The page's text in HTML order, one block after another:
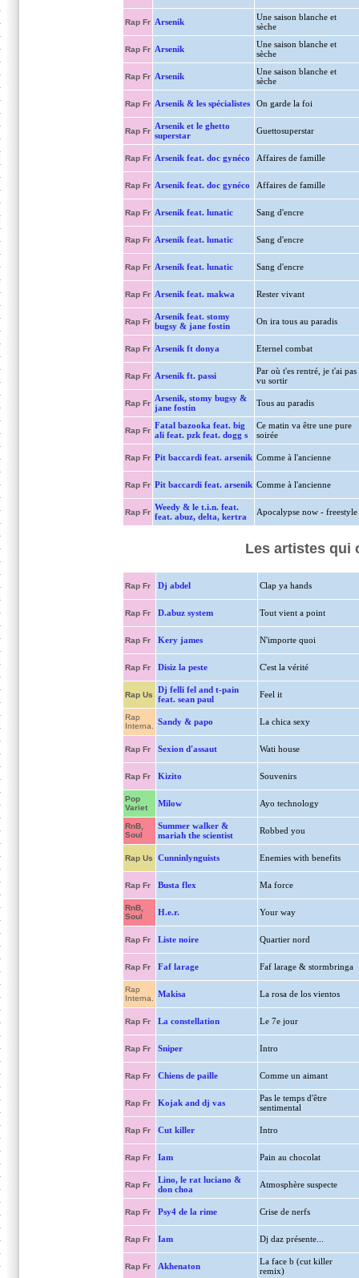
Rap Fr Arsenik
Une saison blanche et
sèche
Rap Fr Arsenik
Une saison blanche et
sèche
Rap Fr Arsenik
Une saison blanche et
sèche
Rap Fr Arsenik & les spécialistes On garde la foi
Rap Fr
Arsenik et le ghetto
superstar
Guettosuperstar
Rap Fr Arsenik feat. doc gynéco Affaires de famille
Rap Fr Arsenik feat. doc gynéco Affaires de famille
Rap Fr Arsenik feat. lunatic Sang d'encre
Rap Fr Arsenik feat. lunatic Sang d'encre
Rap Fr Arsenik feat. lunatic Sang d'encre
Rap Fr Arsenik feat. makwa Rester vivant
Rap Fr
Arsenik feat. stomy
bugsy & jane fostin
On ira tous au paradis
Rap Fr Arsenik ft donya Eternel combat
Rap Fr Arsenik ft. passi
Par où t'es rentré, je t'ai pas
vu sortir
Rap Fr
Arsenik, stomy bugsy &
jane fostin
Tous au paradis
Rap Fr
Fatal bazooka feat. big
ali feat. pzk feat. dogg s
Ce matin va être une pure
soirée
Rap Fr Pit baccardi feat. arsenik Comme à l'ancienne
Rap Fr Pit baccardi feat. arsenik Comme à l'ancienne
Rap Fr
Weedy & le t.i.n. feat.
feat. abuz, delta, kertra
Apocalypse now - freestyle
Les artistes qui
Rap Fr Dj abdel Clap ya hands
Rap Fr D.abuz system Tout vient a point
Rap Fr Kery james N'importe quoi
Rap Fr Disiz la peste C'est la vérité
Rap Us
Dj felli fel and t-pain
feat. sean paul
Feel it
Rap
Interna.
Sandy & papo La chica sexy
Rap Fr Sexion d'assaut Wati house
Rap Fr Kizito Souvenirs
Pop
Variet
Milow Ayo technology
RnB,
Soul
Summer walker &
mariah the scientist
Robbed you
Rap Us Cunninlynguists Enemies with benefits
Rap Fr Busta flex Ma force
RnB,
Soul
H.e.r. Your way
Rap Fr Liste noire Quartier nord
Rap Fr Faf larage Faf larage & stormbringa
Rap
Interna.
Makisa La rosa de los vientos
Rap Fr La constellation Le 7e jour
Rap Fr Sniper Intro
Rap Fr Chiens de paille Comme un aimant
Rap Fr Kojak and dj vas
Pas le temps d'être
sentimental
Rap Fr Cut killer Intro
Rap Fr Iam Pain au chocolat
Rap Fr
Lino, le rat luciano &
don choa
Atmosphère suspecte
Rap Fr Psy4 de la rime Crise de nerfs
Rap Fr Iam Dj daz présente...
Rap Fr Akhenaton
La face b (cut killer
remix)